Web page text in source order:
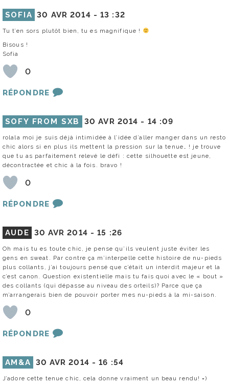
SOFIA 30 AVR 2014 -13 :32
Tu t’en sors plutôt bien, tu es magnifique !
Bisous !
Sofia
0
RÉPONDRE
SOFY FROM SXB 30 AVR 2014 - 14 :09
rolala moi je suis déjà intimidée à l’idée d’aller manger dans un resto
chic alors si en plus ils mettent la pression sur la tenue… ! je trouve
que tu as parfaitement relevé le défi : cette silhouette est jeune,
décontractée et chic à la fois. bravo !
0
RÉPONDRE
AUDE 30 AVR 2014 -15 :26
Oh mais tu es toute chic, je pense qu’ils veulent juste éviter les
gens en sweat. Par contre ça m’interpelle cette histoire de nu-pieds
plus collants, j’ai toujours pensé que c’était un interdit majeur et la
c’est canon. Question existentielle mais tu fais quoi avec le « bout »
des collants (qui dépasse au niveau des orteils)? Parce que ça
m’arrangerais bien de pouvoir porter mes nu-pieds à la mi-saison.
0
RÉPONDRE
AM&A 30 AVR 2014 -16 :54
J’adore cette tenue chic, cela donne vraiment un beau rendu! =)